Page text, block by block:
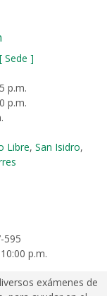
[ Sede ]
p.m.
p.m.
Libre, San Isidro,
595
p.m.
exámenes de